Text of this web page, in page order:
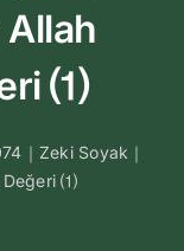
Kitapları
⑴
｜Zeki Soyak｜
Değeri ⑴